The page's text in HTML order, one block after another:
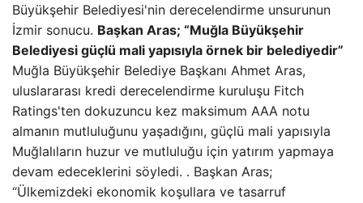
Büyükşehir Belediyesi'nin derecelendirme unsurunun
İzmir sonucu. Başkan Aras; “Muğla Büyükşehir
Belediyesi güçlü mali yapısıyla örnek bir belediyedir”
Muğla Büyükşehir Belediye Başkanı Ahmet Aras,
uluslararası kredi derecelendirme kuruluşu Fitch
Ratings'ten dokuzuncu kez maksimum AAA notu
almanın mutluluğunu yaşadığını, güçlü mali yapısıyla
Muğlalıların huzur ve mutluluğu için yatırım yapmaya
devam edeceklerini söyledi. . Başkan Aras;
“Ülkemizdeki ekonomik koşullara ve tasarruf